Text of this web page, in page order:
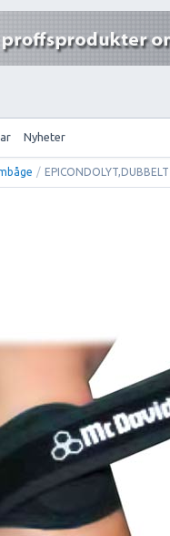
Nyheter
/ EPICONDOLYT,DUBBELT